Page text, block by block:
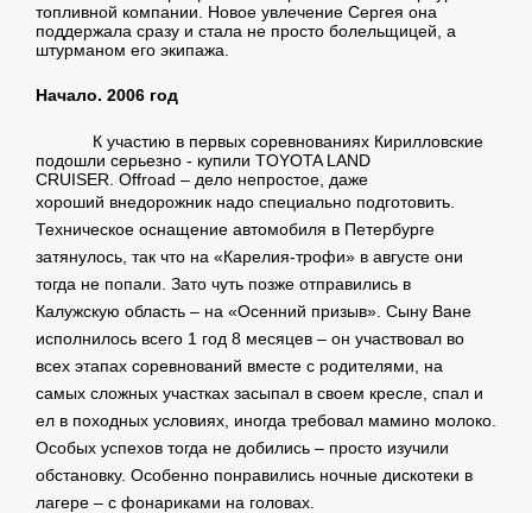
топливной компании. Новое увлечение Сергея она
поддержала сразу и стала не просто болельщицей, а
штурманом его экипажа.
Начало. 2006 год
К участию в первых соревнованиях Кирилловские
подошли серьезно - купили TOYOTA LAND
CRUISER. Offroad – дело непростое, даже
хороший внедорожник надо специально подготовить.
Техническое оснащение автомобиля в Петербурге
затянулось, так что на «Карелия-трофи» в августе они
тогда не попали. Зато чуть позже отправились в
Калужскую область – на «Осенний призыв». Сыну Ване
исполнилось всего 1 год 8 месяцев – он участвовал во
всех этапах соревнований вместе с родителями, на
самых сложных участках засыпал в своем кресле, спал и
ел в походных условиях, иногда требовал мамино молоко.
Особых успехов тогда не добились – просто изучили
обстановку. Особенно понравились ночные дискотеки в
лагере – с фонариками на головах.